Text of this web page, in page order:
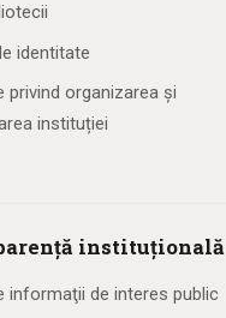
identitate
privind organizarea și
instituției
instituțională
informaţii de interes public